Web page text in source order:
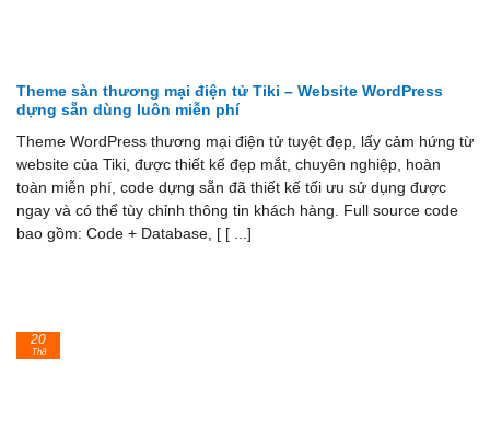
Theme sàn thương mại điện tử Tiki – Website WordPress
dựng sẵn dùng luôn miễn phí
Theme WordPress thương mại điện tử tuyệt đẹp, lấy cảm hứng từ
website của Tiki, được thiết kế đẹp mắt, chuyên nghiệp, hoàn
toàn miễn phí, code dựng sẵn đã thiết kế tối ưu sử dụng được
ngay và có thể tùy chỉnh thông tin khách hàng. Full source code
bao gồm: Code + Database, [ [ ...]
20
Th8